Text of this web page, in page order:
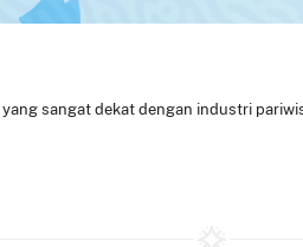
sangat dekat dengan industri